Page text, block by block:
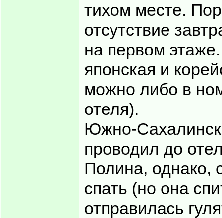
тихом месте.
отсутствие
на первом
японская и
можно либо в
отеля).
Южно-
проводил до
Полина, однако,
спать (но она
отправилась